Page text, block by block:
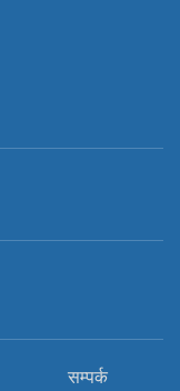
सम्पर्क